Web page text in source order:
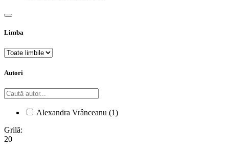
Limba
Autori
Alexandra Vrânceanu (1)
Grilă:
20